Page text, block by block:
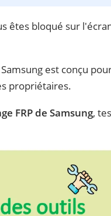
êtes bloqué sur
est conçu
propriétaires.
FRP de Samsung,